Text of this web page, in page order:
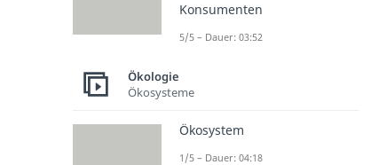
Konsumenten
5/5 – Dauer: 03:52
Ökologie
Ökosysteme
Ökosystem
1/5 – Dauer: 04:18